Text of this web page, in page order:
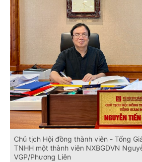
Chủ tịch Hội đồng thành viên - Tổng
TNHH một thành viên NXBGDVN
VGP/Phương Liên